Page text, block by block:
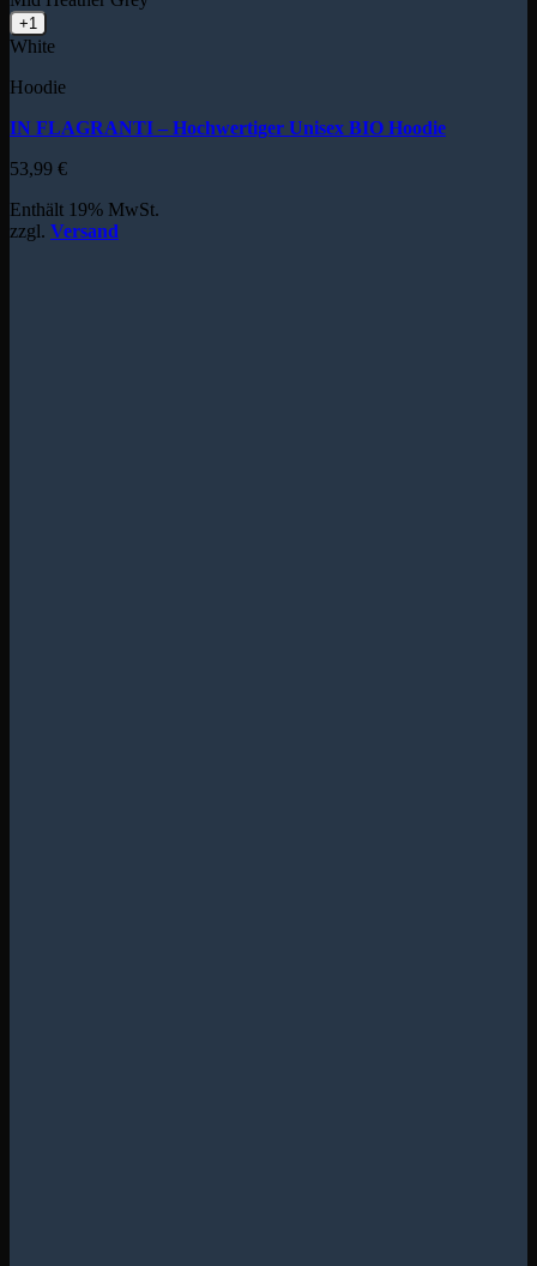
+1
White
Hoodie
IN FLAGRANTI – Hochwertiger Unisex BIO Hoodie
53,99 €
Enthält 19% MwSt.
zzgl. Versand